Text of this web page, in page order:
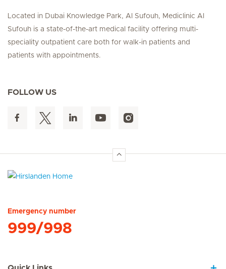
Located in Dubai Knowledge Park, Al Sufouh, Mediclinic Al
Sufouh is a state-of-the-art medical facility offering multi-
speciality outpatient care both for walk-in patients and
patients with appointments.
FOLLOW US
Emergency number
999/998